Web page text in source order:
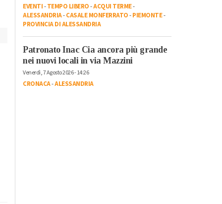
sempre pronti
EVENTI-TEMPO LIBERO-ACQUI TERME-
ALESSANDRIA-CASALE MONFERRATO-PIEMONTE-
PROVINCIA DI ALESSANDRIA
Patronato Inac Cia ancora più grande
nei nuovi locali in via Mazzini
Venerdì, 7 Agosto 2026 - 14:26
CRONACA-ALESSANDRIA